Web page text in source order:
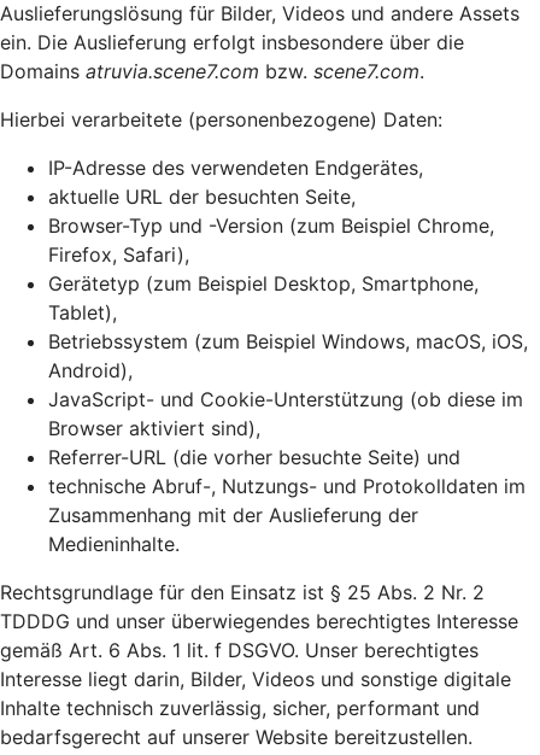
Auslieferungslösung für Bilder, Videos und andere Assets
ein. Die Auslieferung erfolgt insbesondere über die
Domains atruvia.scene7.com bzw. scene7.com.
Hierbei verarbeitete (personenbezogene) Daten:
IP-Adresse des verwendeten Endgerätes,
aktuelle URL der besuchten Seite,
Browser-Typ und -Version (zum Beispiel Chrome,
Firefox, Safari),
Gerätetyp (zum Beispiel Desktop, Smartphone,
Tablet),
Betriebssystem (zum Beispiel Windows, macOS, iOS,
Android),
JavaScript- und Cookie-Unterstützung (ob diese im
Browser aktiviert sind),
Referrer-URL (die vorher besuchte Seite) und
technische Abruf-, Nutzungs- und Protokolldaten im
Zusammenhang mit der Auslieferung der
Medieninhalte.
Rechtsgrundlage für den Einsatz ist § 25 Abs. 2 Nr. 2
TDDDG und unser überwiegendes berechtigtes Interesse
gemäß Art. 6 Abs. 1 lit. f DSGVO. Unser berechtigtes
Interesse liegt darin, Bilder, Videos und sonstige digitale
Inhalte technisch zuverlässig, sicher, performant und
bedarfsgerecht auf unserer Website bereitzustellen.